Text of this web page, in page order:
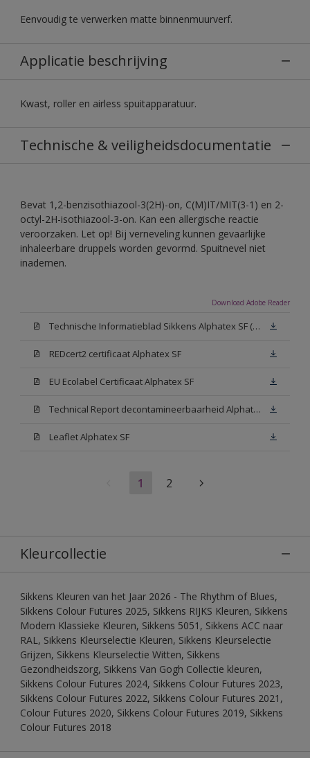
Eenvoudig te verwerken matte binnenmuurverf.
Applicatie beschrijving
Kwast, roller en airless spuitapparatuur.
Technische & veiligheidsdocumentatie
Bevat 1,2-benzisothiazool-3(2H)-on, C(M)IT/MIT(3-1) en 2-
octyl-2H-isothiazool-3-on. Kan een allergische reactie
veroorzaken. Let op! Bij verneveling kunnen gevaarlijke
inhaleerbare druppels worden gevormd. Spuitnevel niet
inademen.
Download Adobe Reader
Technische Informatieblad Sikkens Alphatex SF (PDF)
REDcert2 certificaat Alphatex SF
EU Ecolabel Certificaat Alphatex SF
Technical Report decontamineerbaarheid Alphatex SF
Leaflet Alphatex SF
1 2
Kleurcollectie
Sikkens Kleuren van het Jaar 2026 - The Rhythm of Blues,
Sikkens Colour Futures 2025, Sikkens RIJKS Kleuren, Sikkens
Modern Klassieke Kleuren, Sikkens 5051, Sikkens ACC naar
RAL, Sikkens Kleurselectie Kleuren, Sikkens Kleurselectie
Grijzen, Sikkens Kleurselectie Witten, Sikkens
Gezondheidszorg, Sikkens Van Gogh Collectie kleuren,
Sikkens Colour Futures 2024, Sikkens Colour Futures 2023,
Sikkens Colour Futures 2022, Sikkens Colour Futures 2021,
Colour Futures 2020, Sikkens Colour Futures 2019, Sikkens
Colour Futures 2018